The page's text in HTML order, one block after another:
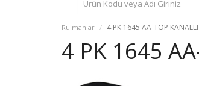
Rulmanlar 4 PK 1645 AA-TOP
4 PK 1645